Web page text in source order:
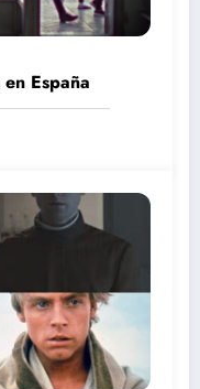
España